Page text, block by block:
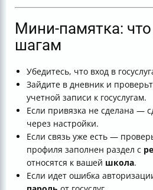
Мини-памятка:
шагам
Убедитесь, что вход в
Зайдите в дневник и
учетной записи к госуслугам.
Если привязка не сделана —
через настройки.
Если связь уже есть —
профиля заполнен раздел с
относятся к вашей школа.
Если идет ошибка